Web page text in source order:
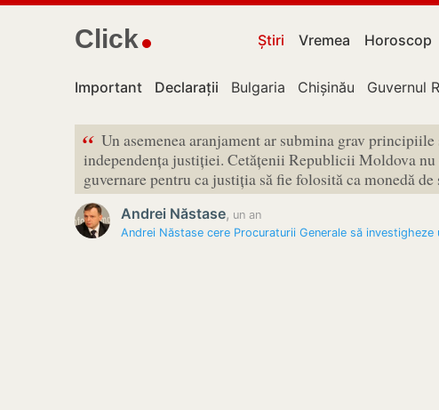
Click Știri Vremea Horoscop
Important Declarații Bulgaria Chișinău Guvernul
“ Un asemenea aranjament ar submina grav
independența justiției. Cetățenii Republicii Moldova nu
guvernare pentru ca justiția să fie folosită ca monedă
Andrei Năstase, un an
Andrei Năstase cere Procuraturii Generale să